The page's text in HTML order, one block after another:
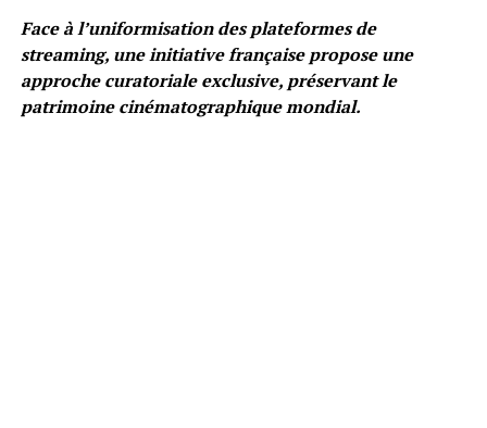
Face à l’uniformisation des plateformes de
streaming, une initiative française propose une
approche curatoriale exclusive, préservant le
patrimoine cinématographique mondial.